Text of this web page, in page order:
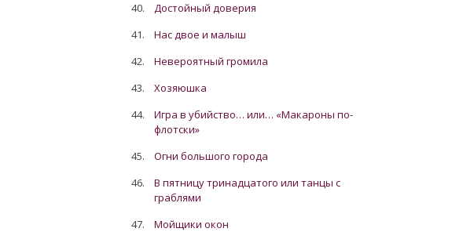
40.
Достойный доверия
41.
Нас двое и малыш
42.
Невероятный громила
43.
Хозяюшка
44.
Игра в убийство… или… «Макароны по-
флотски»
45.
Огни большого города
46.
В пятницу тринадцатого или танцы с
граблями
47.
Мойщики окон